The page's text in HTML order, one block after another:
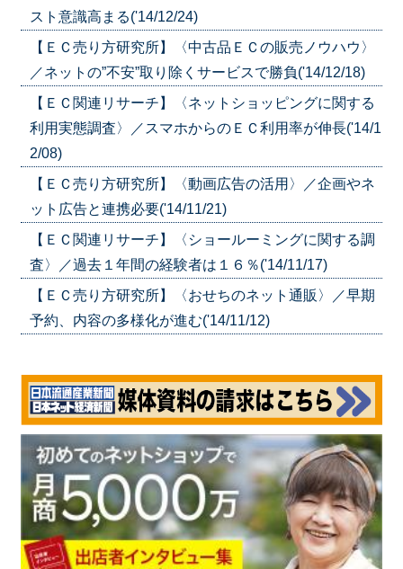
スト意識高まる('14/12/24)
【ＥＣ売り方研究所】〈中古品ＥＣの販売ノウハウ〉
／ネットの”不安”取り除くサービスで勝負('14/12/18)
【ＥＣ関連リサーチ】〈ネットショッピングに関する
利用実態調査〉／スマホからのＥＣ利用率が伸長('14/1
2/08)
【ＥＣ売り方研究所】〈動画広告の活用〉／企画やネ
ット広告と連携必要('14/11/21)
【ＥＣ関連リサーチ】〈ショールーミングに関する調
査〉／過去１年間の経験者は１６％('14/11/17)
【ＥＣ売り方研究所】〈おせちのネット通販〉／早期
予約、内容の多様化が進む('14/11/12)